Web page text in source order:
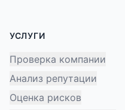
УСЛУГИ
Проверка компании
Анализ репутации
Оценка рисков